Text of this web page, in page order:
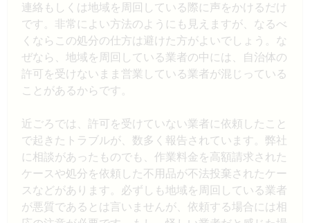
連絡もしくは地域を周回している際に声をかけるだけ
です。非常によい方法のようにも見えますが、なるべ
くならこの処分の仕方は避けた方がよいでしょう。な
ぜなら、地域を周回している業者の中には、自治体の
許可を受けないまま営業している業者が混じっている
ことがあるからです。
近ごろでは、許可を受けていない業者に依頼したこと
で起きたトラブルが、数多く報告されています。弊社
に相談があったものでも、作業料金を高額請求された
ケースや処分を依頼した不用品が不法投棄されたケー
スなどがあります。必ずしも地域を周回している業者
が悪質であるとは言いませんが、依頼する場合には相